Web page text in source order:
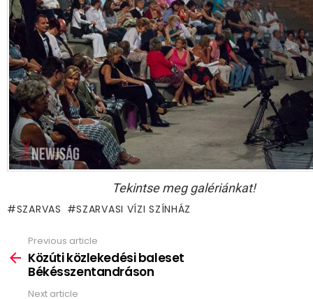
Tekintse meg galériánkat!
SZARVAS SZARVASI VÍZI SZÍNHÁZ
more
Previous article
Közúti közlekedési baleset
Békésszentandráson
Next article